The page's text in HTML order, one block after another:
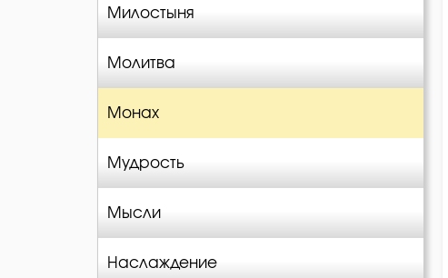
Милостыня
Молитва
Монах
Мудрость
Мысли
Наслаждение